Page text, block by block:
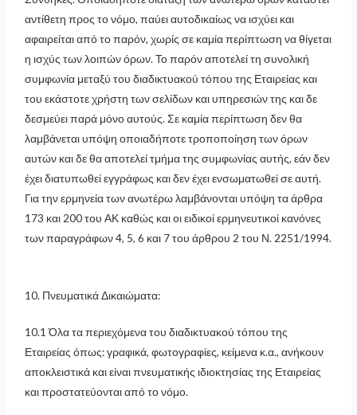
αντίθετη προς το νόμο, παύει αυτοδικαίως να ισχύει και
αφαιρείται από το παρόν, χωρίς σε καμία περίπτωση να θίγεται
η ισχύς των λοιπών όρων. Το παρόν αποτελεί τη συνολική
συμφωνία μεταξύ του διαδικτυακού τόπου της Εταιρείας και
του εκάστοτε χρήστη των σελίδων και υπηρεσιών της και δε
δεσμεύει παρά μόνο αυτούς. Σε καμία περίπτωση δεν θα
λαμβάνεται υπόψη οποιαδήποτε τροποποίηση των όρων
αυτών και δε θα αποτελεί τμήμα της συμφωνίας αυτής, εάν δεν
έχει διατυπωθεί εγγράφως και δεν έχει ενσωματωθεί σε αυτή.
Για την ερμηνεία των ανωτέρω λαμβάνονται υπόψη τα άρθρα
173 και 200 του ΑΚ καθώς και οι ειδικοί ερμηνευτικοί κανόνες
των παραγράφων 4, 5, 6 και 7 του άρθρου 2 του Ν. 2251/1994.
10. Πνευματικά Δικαιώματα:
10.1 Όλα τα περιεχόμενα του διαδικτυακού τόπου της
Εταιρείας όπως: γραφικά, φωτογραφίες, κείμενα κ.α., ανήκουν
αποκλειστικά και είναι πνευματικής ιδιοκτησίας της Εταιρείας
και προστατεύονται από το νόμο.